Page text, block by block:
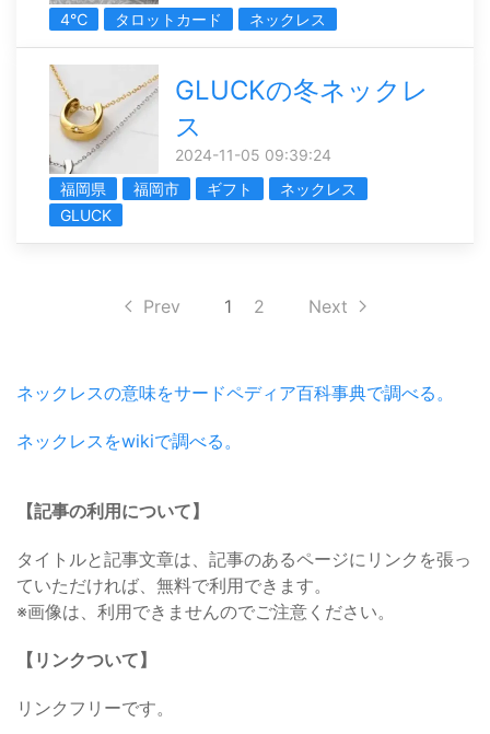
4℃
タロットカード ネックレス
GLUCKの冬ネックレ
ス
2024-11-05 09:39:24
福岡県
福岡市 ギフト
ネックレス
GLUCK
Prev 1 2 Next
ネックレスの意味をサードペディア百科事典で調べる。
ネックレスをwikiで調べる。
【記事の利用について】
タイトルと記事文章は、記事のあるページにリンクを張っ
ていただければ、無料で利用できます。
※画像は、利用できませんのでご注意ください。
【リンクついて】
リンクフリーです。